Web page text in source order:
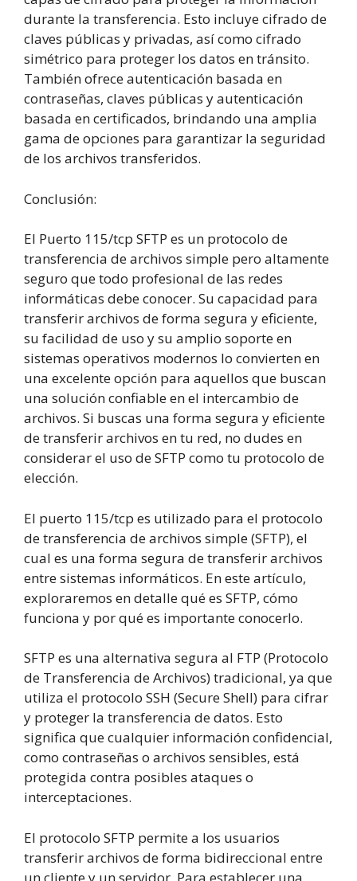
durante la transferencia. Esto incluye cifrado de
claves públicas y privadas, así como cifrado
simétrico para proteger los datos en tránsito.
También ofrece autenticación basada en
contraseñas, claves públicas y autenticación
basada en certificados, brindando una amplia
gama de opciones para garantizar la seguridad
de los archivos transferidos.
Conclusión:
El Puerto 115/tcp SFTP es un protocolo de
transferencia de archivos simple pero altamente
seguro que todo profesional de las redes
informáticas debe conocer. Su capacidad para
transferir archivos de forma segura y eficiente,
su facilidad de uso y su amplio soporte en
sistemas operativos modernos lo convierten en
una excelente opción para aquellos que buscan
una solución confiable en el intercambio de
archivos. Si buscas una forma segura y eficiente
de transferir archivos en tu red, no dudes en
considerar el uso de SFTP como tu protocolo de
elección.
El puerto 115/tcp es utilizado para el protocolo
de transferencia de archivos simple (SFTP), el
cual es una forma segura de transferir archivos
entre sistemas informáticos. En este artículo,
exploraremos en detalle qué es SFTP, cómo
funciona y por qué es importante conocerlo.
SFTP es una alternativa segura al FTP (Protocolo
de Transferencia de Archivos) tradicional, ya que
utiliza el protocolo SSH (Secure Shell) para cifrar
y proteger la transferencia de datos. Esto
significa que cualquier información confidencial,
como contraseñas o archivos sensibles, está
protegida contra posibles ataques o
interceptaciones.
El protocolo SFTP permite a los usuarios
transferir archivos de forma bidireccional entre
un cliente y un servidor. Para establecer una